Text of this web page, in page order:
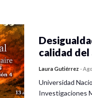
calidad del
Laura Gutiérrez -
Universidad
Investigaciones